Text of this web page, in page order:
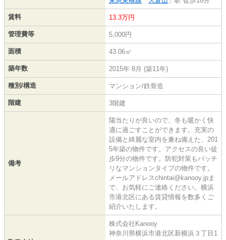
賃料 13.3万円
管理費等 5,000円
面積 43.06㎡
築年数 2015年 8月 (築11年)
種別/構造 マンション/鉄骨造
階建 3階建
備考
陽当たりが良いので、冬も暖かく快
適に過ごすことができます。充実の
設備と綺麗な室内を兼ね備えた、201
5年築の物件です。アクセスの良い徒
歩9分の物件です。防犯対策もバッチ
リなマンションタイプの物件です。
メールアドレスchintai@kanooy.jpま
で、お気軽にご連絡ください。横浜
市港北区にある賃貸情報を数多くご
紹介いたします。
株式会社Kanooy
神奈川県横浜市港北区新横浜３丁目1